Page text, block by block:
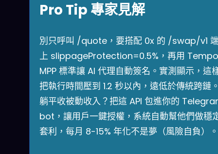
Pro Tip 專家見解
別只呼叫 /quote，要搭配 0x 的 /swap/v1
上 slippageProtection=0.5%，再用
MPP 標準讓 AI 代理自動簽名。實測顯示，這
把執行時間壓到 1.2 秒以內，遠低於傳統跨鏈
躺平收被動收入？把這 API 包進你的
bot，讓用戶一鍵授權，系統自動幫他們做穩
套利，每月 8-15% 年化不是夢（風險自負）。